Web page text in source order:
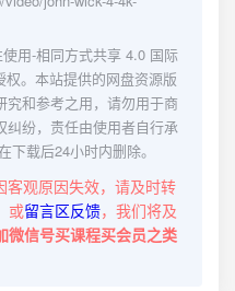
用-相同方式共享 4.0 国际
权。本站提供的网盘资源版
和参考之用，请勿用于商
纠纷，责任由使用者自行承
载后24小时内删除。
客观原因失效，请及时转
或留言区反馈，我们将及
微信号买课程买会员之类